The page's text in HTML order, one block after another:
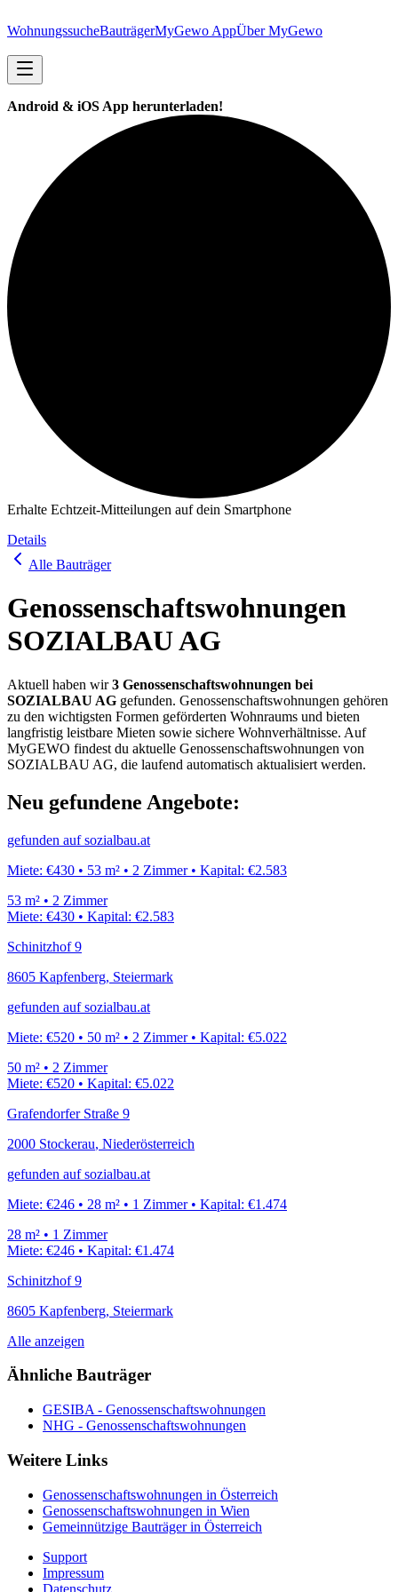
WohnungssucheBauträgerMyGewo AppÜber MyGewo
Android & iOS App herunterladen!
Erhalte Echtzeit-Mitteilungen auf dein Smartphone
Details
Alle Bauträger
Genossenschafts­wohnungen
SOZIALBAU AG
Aktuell haben wir 3 Genossenschafts­wohnungen bei
SOZIALBAU AG gefunden. Genossenschafts­wohnungen gehören
zu den wichtigsten Formen geförderten Wohnraums und bieten
langfristig leistbare Mieten sowie sichere Wohnverhältnisse. Auf
MyGEWO findest du aktuelle Genossenschafts­wohnungen von
SOZIALBAU AG, die laufend automatisch aktualisiert werden.
Neu gefundene Angebote:
gefunden aufsozialbau.at
Miete: €430 • 53 m² • 2 Zimmer• Kapital: €2.583
53 m² • 2 Zimmer
Miete: €430 • Kapital: €2.583
Schinitzhof 9
8605 Kapfenberg, Steiermark
gefunden aufsozialbau.at
Miete: €520 • 50 m² • 2 Zimmer• Kapital: €5.022
50 m² • 2 Zimmer
Miete: €520 • Kapital: €5.022
Grafendorfer Straße 9
2000 Stockerau, Niederösterreich
gefunden aufsozialbau.at
Miete: €246 • 28 m² • 1 Zimmer• Kapital: €1.474
28 m² • 1 Zimmer
Miete: €246 • Kapital: €1.474
Schinitzhof 9
8605 Kapfenberg, Steiermark
Alle anzeigen
Ähnliche Bauträger
GESIBA - Genossenschafts­wohnungen
NHG - Genossenschafts­wohnungen
Weitere Links
Genossenschafts­wohnungen in Österreich
Genossenschafts­wohnungen in Wien
Gemeinnützige Bauträger in Österreich
Support
Impressum
Datenschutz